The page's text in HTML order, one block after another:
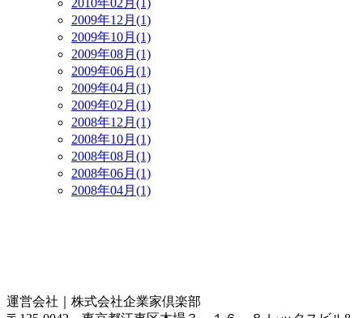
2010年02月(1)
2009年12月(1)
2009年10月(1)
2009年08月(1)
2009年06月(1)
2009年04月(1)
2009年02月(1)
2008年12月(1)
2008年10月(1)
2008年08月(1)
2008年06月(1)
2008年04月(1)
運営会社｜ 株式会社企業家倶楽部